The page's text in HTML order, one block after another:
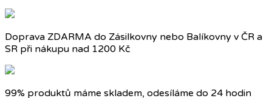
Doprava ZDARMA do Zásilkovny nebo Balíkovny v ČR a
SR při nákupu nad 1200 Kč
99% produktů máme skladem, odesíláme do 24 hodin